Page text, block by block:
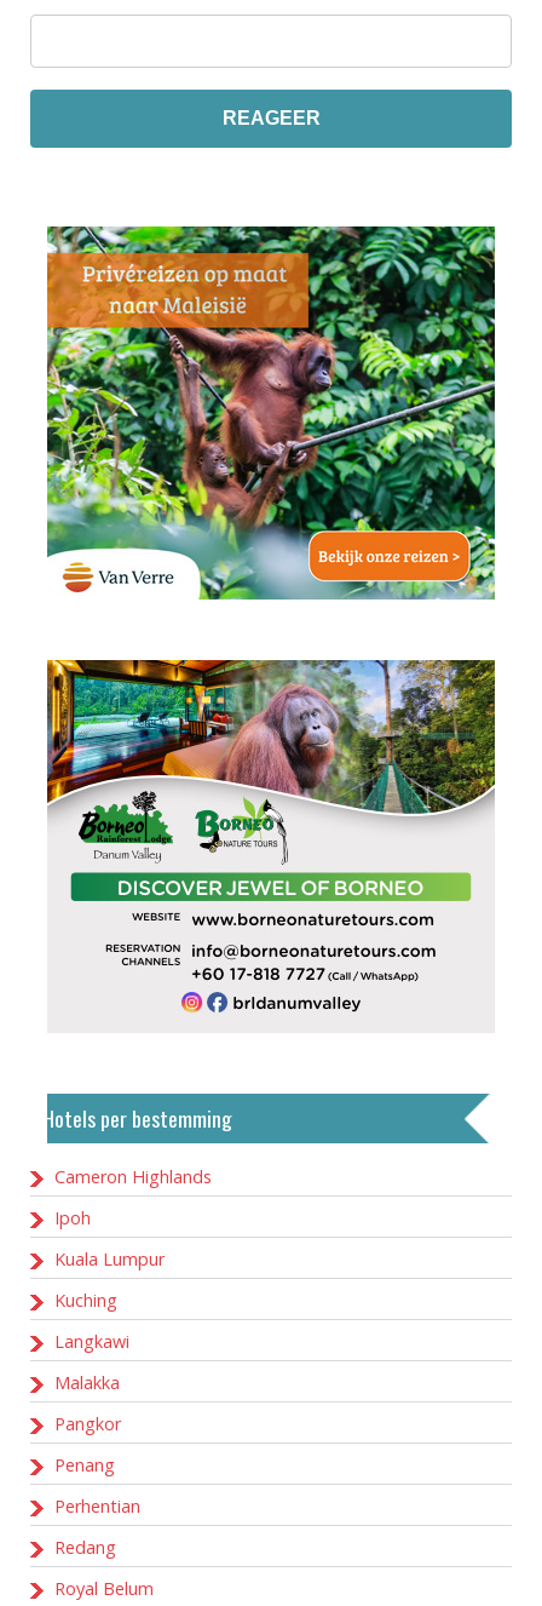
Hotels per bestemming
Cameron Highlands
Ipoh
Kuala Lumpur
Kuching
Langkawi
Malakka
Pangkor
Penang
Perhentian
Redang
Royal Belum